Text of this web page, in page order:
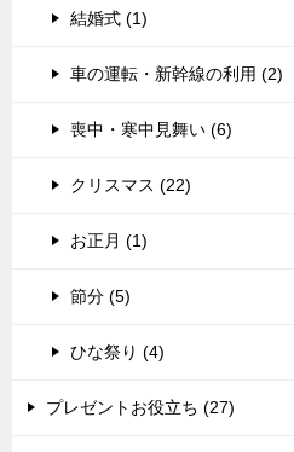
結婚式 (1)
車の運転・新幹線の利用 (2)
喪中・寒中見舞い (6)
クリスマス (22)
お正月 (1)
節分 (5)
ひな祭り (4)
プレゼントお役立ち (27)